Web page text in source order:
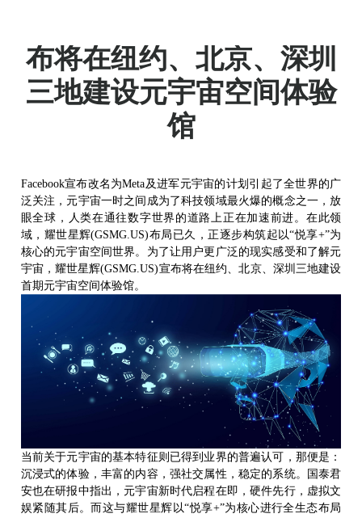
布将在纽约、北京、深圳
三地建设元宇宙空间体验
馆
Facebook宣布改名为Meta及进军元宇宙的计划引起了全世界的广
泛关注，元宇宙一时之间成为了科技领域最火爆的概念之一，放
眼全球，人类在通往数字世界的道路上正在加速前进。在此领
域，耀世星辉(GSMG.US)布局已久，正逐步构筑起以“悦享+”为
核心的元宇宙空间世界。为了让用户更广泛的现实感受和了解元
宇宙，耀世星辉(GSMG.US)宣布将在纽约、北京、深圳三地建设
首期元宇宙空间体验馆。
当前关于元宇宙的基本特征则已得到业界的普遍认可，那便是：
沉浸式的体验，丰富的内容，强社交属性，稳定的系统。国泰君
安也在研报中指出，元宇宙新时代启程在即，硬件先行，虚拟文
娱紧随其后。而这与耀世星辉以“悦享+”为核心进行全生态布局